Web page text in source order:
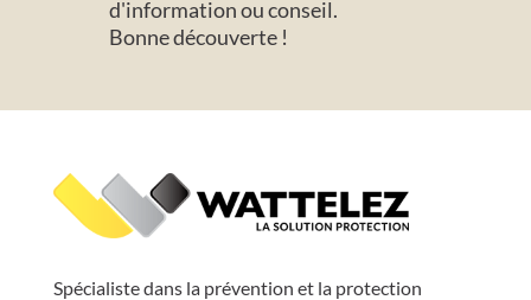
d'information ou conseil.
Bonne découverte !
Spécialiste dans la prévention et la protection